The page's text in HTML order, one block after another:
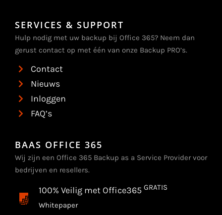
SERVICES & SUPPORT
Hulp nodig met uw backup bij Office 365? Neem dan
gerust contact op met één van onze Backup PRO’s.
Contact
Nieuws
Inloggen
FAQ’s
BAAS OFFICE 365
Wij zijn een Office 365 Backup as a Service Provider voor
bedrijven en resellers.
100% Veilig met Office365 GRATIS
Whitepaper